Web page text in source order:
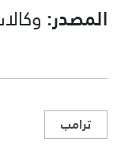
المصدر:
ترامب